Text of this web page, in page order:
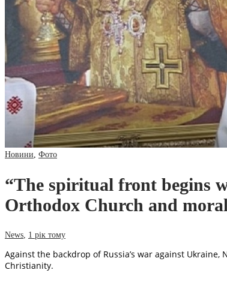
Новини Фото
“The spiritual front begins
Orthodox Church and
News 1 рік тому
Against the backdrop of Russia’s war against
Christianity.